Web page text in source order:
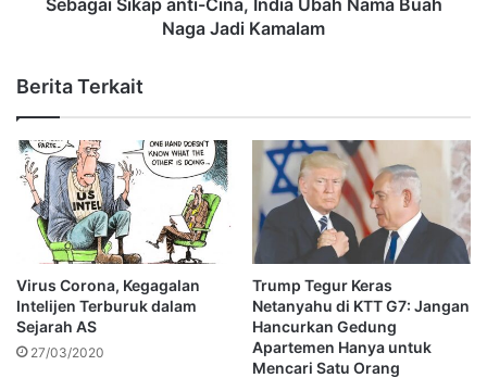
Sebagai Sikap anti-Cina, India Ubah Nama Buah
Naga Jadi Kamalam
Berita Terkait
Virus Corona, Kegagalan
Intelijen Terburuk dalam
Sejarah AS
27/03/2020
Trump Tegur Keras
Netanyahu di KTT G7: Jangan
Hancurkan Gedung
Apartemen Hanya untuk
Mencari Satu Orang